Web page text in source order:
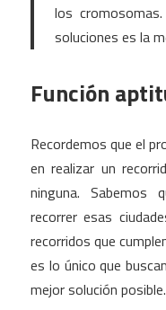
los
soluciones es la
Función
Recordemos que el
en realizar un
ninguna. Sabemos
recorrer esas
recorridos que
es lo único que
mejor solución posible.